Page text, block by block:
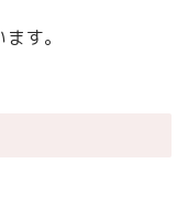
す。